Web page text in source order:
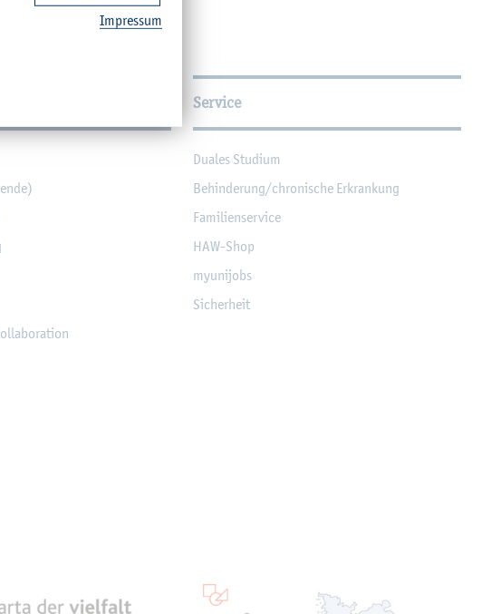
Service
Dua­les Stu­di­um
Be­hin­de­rung/chro­ni­sche Er­kran­kung
Fa­mi­li­en­ser­vice
HAW-Shop
myu­ni­jobs
Si­cher­heit
Im­pres­sum